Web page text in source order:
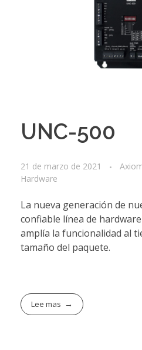
UNC-500
21 de marzo de 2021
Hardware
La nueva generación de
confiable línea de
amplía la funcionalidad al
tamaño del paquete.
Lee mas